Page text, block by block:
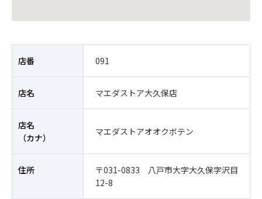
店番 091
店名 マエダストア大久保店
店名
（カナ）
マエダストアオオクボテン
住所
〒031-0833 八戸市大字大久保字沢目
12-8